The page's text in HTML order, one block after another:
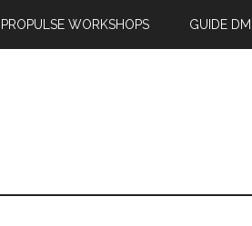
PROPULSE WORKSHOPS GUIDE DML